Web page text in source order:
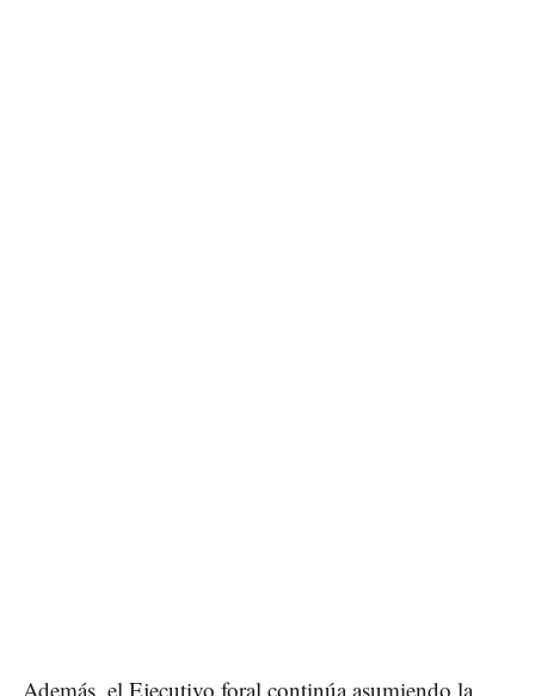
Además, el Ejecutivo foral continúa asumiendo la